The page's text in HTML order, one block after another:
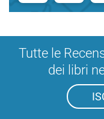
Tutte le
dei libri